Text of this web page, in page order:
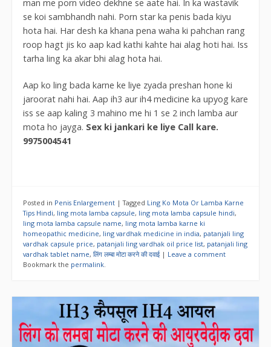
man me porn video dekhne se aate hai. In ka wastavik
se koi sambhandh nahi. Porn star ka penis bada kiyu
hota hai. Har desh ka khana pena waha ki pahchan rang
roop hagt jis ko aap kad kathi kahte hai alag hoti hai. Iss
tarha ling ka akar bhi alag hota hai.
Aap ko ling bada karne ke liye zyada preshan hone ki
jaroorat nahi hai. Aap ih3 aur ih4 medicine ka upyog kare
iss se aap kaling 3 mahino me hi 1 se 2 inch lamba aur
mota ho jayga. Sex ki jankari ke liye Call kare.
9975004541
Posted in Penis Enlargement |Tagged Ling Ko Mota Or Lamba Karne
Tips Hindi, ling mota lamba capsule, ling mota lamba capsule hindi,
ling mota lamba capsule name, ling mota lamba karne ki
homeopathic medicine, ling vardhak medicine in india, patanjali ling
vardhak capsule price, patanjali ling vardhak oil price list, patanjali ling
vardhak tablet name, लिंग लम्बा मोटा करने की दवाई | Leave a comment
Bookmark the permalink.